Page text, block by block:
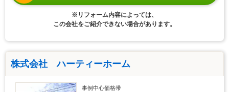
※リフォーム内容によっては、
この会社をご紹介できない場合があります。
株式会社 ハーティーホーム
事例中心価格帯